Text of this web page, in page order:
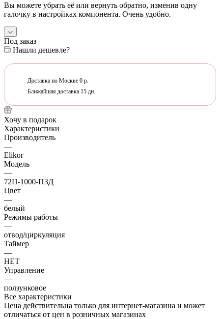
Вы можете убрать её или вернуть обратно, изменив одну
галочку в настройках компонента. Очень удобно.
Под заказ
Нашли дешевле?
Доставка по Москве 0 р.
Ближайшая доставка 15 дн.
Хочу в подарок
Характеристики
Производитель
—
Elikor
Модель
—
72П-1000-П3Д
Цвет
—
белый
Режимы работы
—
отвод/циркуляция
Таймер
—
НЕТ
Управление
—
ползунковое
Все характеристики
Цена действительна только для интернет-магазина и может
отличаться от цен в розничных магазинах